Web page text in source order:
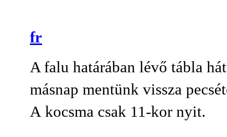
fr
A falu határában lévő tábla
másnap mentünk vissza
A kocsma csak 11-kor nyit.